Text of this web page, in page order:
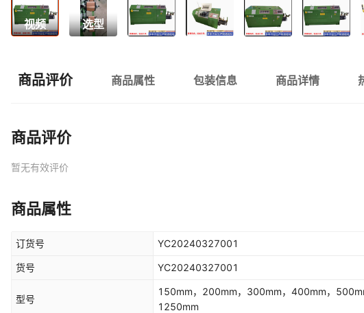
视频 选型
商品评价 商品属性 包装信息 商品详情
商品评价
暂无有效评价
商品属性
订货号 YC20240327001
货号 YC20240327001
型号
150mm，200mm，300mm，400mm，
1250mm